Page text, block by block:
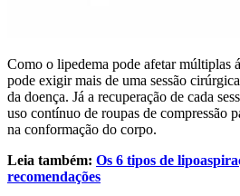
Como o lipedema pode afetar múltiplas
pode exigir mais de uma sessão
da doença. Já a recuperação de cada
uso contínuo de roupas de compressão
na conformação do corpo.
Leia também: Os 6 tipos de
recomendações